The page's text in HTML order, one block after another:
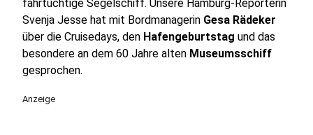
fahrtüchtige Segelschiff. Unsere Hamburg-Reporterin
Svenja Jesse hat mit Bordmanagerin Gesa Rädeker
über die Cruisedays, den Hafengeburtstag und das
besondere an dem 60 Jahre alten Museumsschiff
gesprochen.
Anzeige